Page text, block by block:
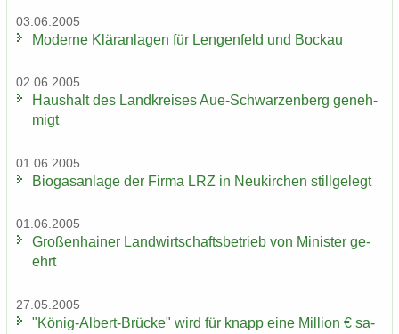
03.06.2005
Mo­der­ne Klär­an­la­gen für Len­gen­feld und Bo­ckau
02.06.2005
Haus­halt des Land­krei­ses Aue-​Schwarzenberg ge­neh­
migt
01.06.2005
Bio­gas­an­la­ge der Firma LRZ in Neu­kir­chen still­ge­legt
01.06.2005
Gro­ßen­hai­ner Land­wirt­schafts­be­trieb von Mi­nis­ter ge­
ehrt
27.05.2005
"König-​Albert-Brücke" wird für knapp eine Mil­li­on € sa­